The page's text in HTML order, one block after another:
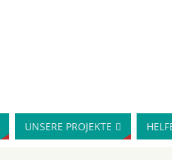
UNSERE PROJEKTE